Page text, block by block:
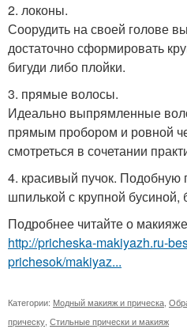
2. локоны.
Соорудить на своей голове
достаточно сформировать
бигуди либо плойки.
3. прямые волосы.
Идеально выпрямленные
прямым пробором и ровной
смотреться в сочетании
4. красивый пучок. Подобную
шпилькой с крупной бусиной,
Подробнее читайте о
http://pricheska-makiyazh.ru-
prichesok/makiyaz...
Категории: Модный макияж и прическа,
прическу, Стильные прически и макияж